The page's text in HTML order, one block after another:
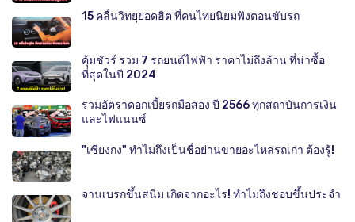
15 คลื่นวิทยุยอดฮิต ที่คนไทยนิยมฟังตอนขับรถ
คุ้มชัวร์ รวม 7 รถยนต์ไฟฟ้า ราคาไม่ถึงล้าน ที่น่าซื้อ
ที่สุดในปี 2024
รวมอัตราดอกเบี้ยรถมือสอง ปี 2566 ทุกสถาบันการเงิน
และไฟแนนซ์
"เซียงกง" ทำไมถึงเป็นชื่อย่านขายอะไหล่รถเก่า ต้องรู้!
จานเบรกขึ้นสนิม เกิดจากอะไร! ทำไมถึงชอบขึ้นประจำ